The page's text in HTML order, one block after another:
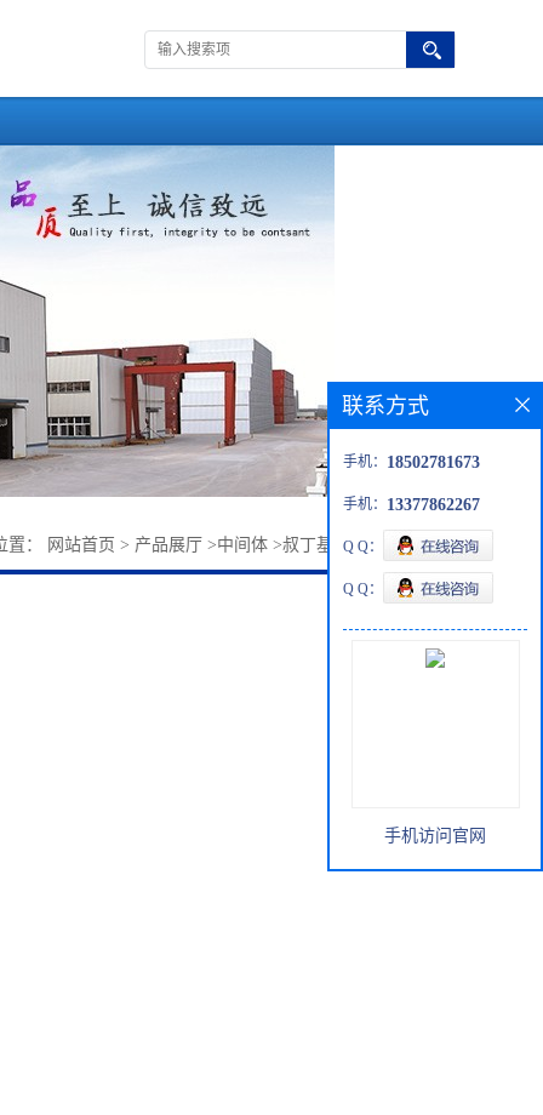
置： 网站首页 > 产品展厅 >中间体 >叔丁基二茂铁1316-98-9
联系方式
手机： 18502781673
手机： 13377862267
Q Q：
Q Q：
手机访问官网